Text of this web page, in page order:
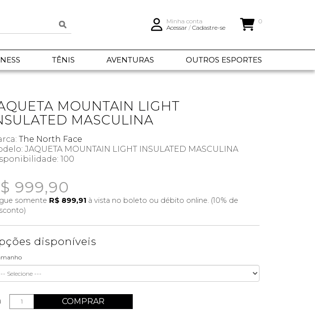
Minha conta
Acessar / Cadastre-se
0
TÊNIS AVENTURAS OUTROS ESPORTES
MOUNTAIN LIGHT
MASCULINA
The North Face
JAQUETA MOUNTAIN LIGHT INSULATED MASCULINA
100
999,90
somente R$ 899,91 à vista no boleto ou débito online. (10% de
disponíveis
COMPRAR